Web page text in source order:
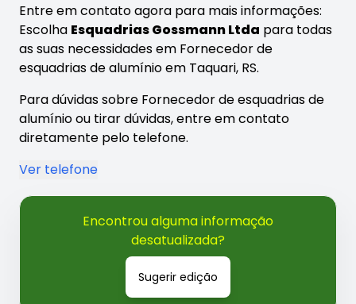
Entre em contato agora para mais informações:
Escolha Esquadrias Gossmann Ltda para todas
as suas necessidades em Fornecedor de
esquadrias de alumínio em Taquari, RS.
Para dúvidas sobre Fornecedor de esquadrias de
alumínio ou tirar dúvidas, entre em contato
diretamente pelo telefone.
Ver telefone
Encontrou alguma informação
desatualizada?
Sugerir edição